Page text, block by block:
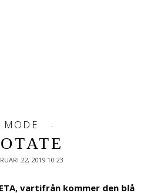
MODE
22, 2019 10:23
vartifrån kommer den blå